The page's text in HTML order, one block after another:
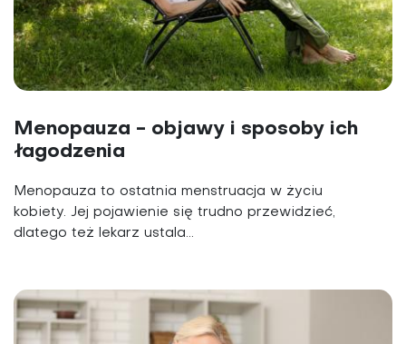
Menopauza - objawy i sposoby ich
łagodzenia
Menopauza to ostatnia menstruacja w życiu
kobiety. Jej pojawienie się trudno przewidzieć,
dlatego też lekarz ustala...